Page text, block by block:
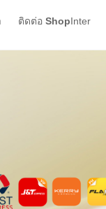
ติดต่อ ShopInter